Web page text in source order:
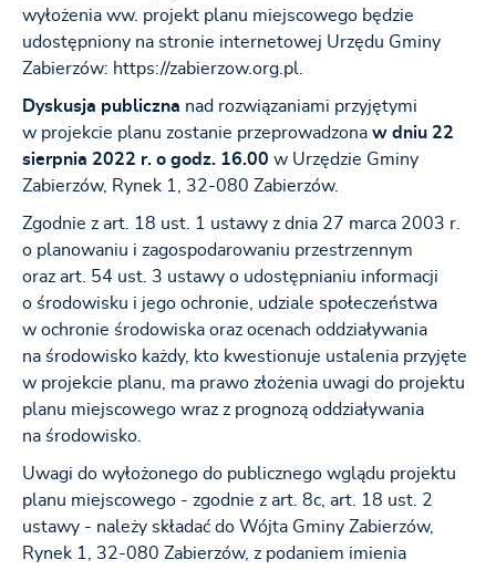
wyłożenia ww. projekt planu miejscowego będzie
udostępniony na stronie internetowej Urzędu Gminy
Zabierzów: https://zabierzow.org.pl.
Dyskusja publiczna nad rozwiązaniami przyjętymi
w projekcie planu zostanie przeprowadzona w dniu 22
sierpnia 2022 r. o godz. 16.00 w Urzędzie Gminy
Zabierzów, Rynek 1, 32-080 Zabierzów.
Zgodnie z art. 18 ust. 1 ustawy z dnia 27 marca 2003 r.
o planowaniu i zagospodarowaniu przestrzennym
oraz art. 54 ust. 3 ustawy o udostępnianiu informacji
o środowisku i jego ochronie, udziale społeczeństwa
w ochronie środowiska oraz ocenach oddziaływania
na środowisko każdy, kto kwestionuje ustalenia przyjęte
w projekcie planu, ma prawo złożenia uwagi do projektu
planu miejscowego wraz z prognozą oddziaływania
na środowisko.
Uwagi do wyłożonego do publicznego wglądu projektu
planu miejscowego - zgodnie z art. 8c, art. 18 ust. 2
ustawy - należy składać do Wójta Gminy Zabierzów,
Rynek 1, 32-080 Zabierzów, z podaniem imienia